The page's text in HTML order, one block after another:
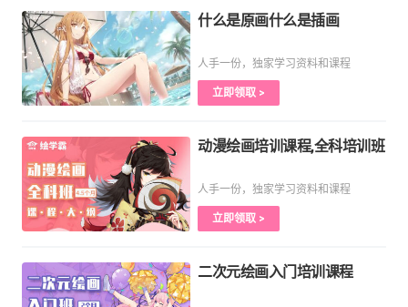
什么是原画什么是插画
人手一份，独家学习资料和课程
立即领取 >
动漫绘画培训课程,全科培训班
人手一份，独家学习资料和课程
立即领取 >
二次元绘画入门培训课程